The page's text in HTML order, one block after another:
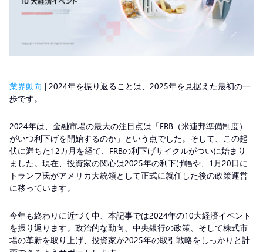
業界動向 | 2024年を振り返ることは、2025年を見据えた最初の一
歩です。
2024年は、金融市場の最大の注目点は「FRB（米連邦準備制度）
がいつ利下げを開始するのか」という点でした。そして、この起
伏に満ちた12カ月を経て、FRBの利下げサイクルがついに始まり
ました。現在、投資家の関心は2025年の利下げ幅や、1月20日に
トランプ氏がアメリカ大統領として正式に就任した後の政策運営
に移っています。
今年も終わりに近づく中、本記事では2024年の10大経済イベント
を振り返ります。政治的な動向、中央銀行の政策、そして株式市
場の革新を取り上げ、投資家が2025年の取引戦略をしっかりと計